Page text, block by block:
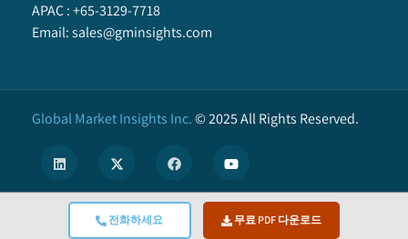
전화하세요 무료 PDF 다운로드
APAC :+65-3129-7718
Email:sales@gminsights.com
Global Market Insights Inc.©2025All Rights Reserved.
We use cookies to enhance user experience. (Privacy Policy